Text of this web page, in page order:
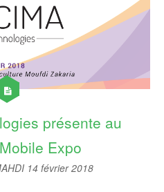
présente au
Expo
14 février 2018